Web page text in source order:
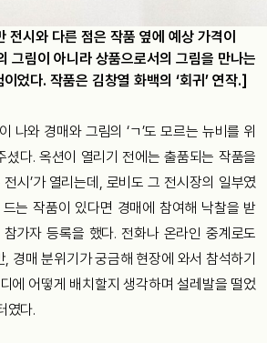
전시와 다른 점은 작품 옆에 예상 가격이
그림이 아니라 상품으로서의 그림을 만나는
었다. 작품은 김창열 화백의 ‘회귀’ 연작.]
나와 경매와 그림의 ‘ㄱ’도 모르는 뉴비를 위
셨다. 옥션이 열리기 전에는 출품되는 작품을
전시’가 열리는데, 로비도 그 전시장의 일부였
는 작품이 있다면 경매에 참여해 낙찰을 받
가자 등록을 했다. 전화나 온라인 중계로도
경매 분위기가 궁금해 현장에 와서 참석하기
에 어떻게 배치할지 생각하며 설레발을 떨었
였다.